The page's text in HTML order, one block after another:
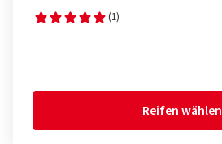
(1)
Reifen wählen